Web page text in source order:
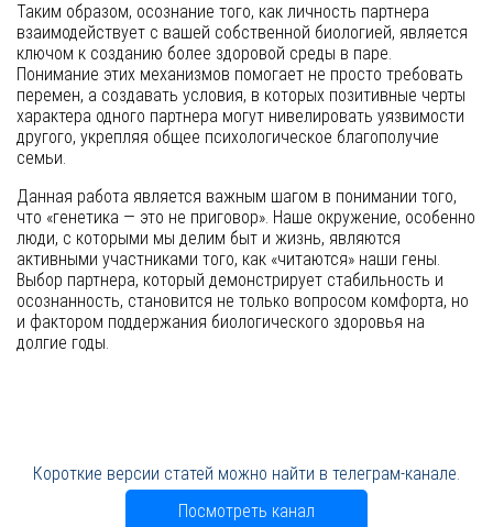
Таким образом, осознание того, как личность партнера
взаимодействует с вашей собственной биологией, является
ключом к созданию более здоровой среды в паре.
Понимание этих механизмов помогает не просто требовать
перемен, а создавать условия, в которых позитивные черты
характера одного партнера могут нивелировать уязвимости
другого, укрепляя общее психологическое благополучие
семьи.
Данная работа является важным шагом в понимании того,
что «генетика — это не приговор». Наше окружение, особенно
люди, с которыми мы делим быт и жизнь, являются
активными участниками того, как «читаются» наши гены.
Выбор партнера, который демонстрирует стабильность и
осознанность, становится не только вопросом комфорта, но
и фактором поддержания биологического здоровья на
долгие годы.
Короткие версии статей можно найти в телеграм-канале.
Посмотреть канал